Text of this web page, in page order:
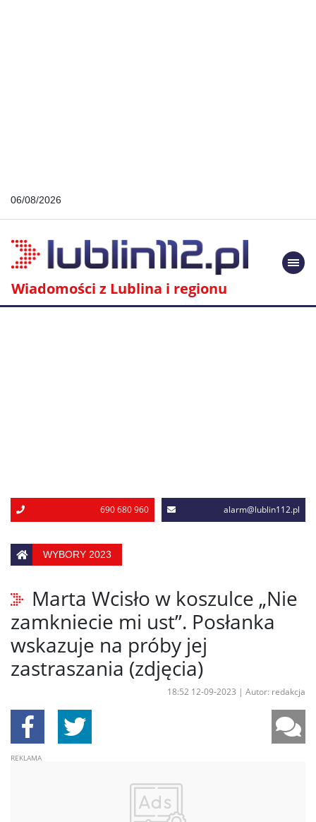
06/08/2026
Wiadomości z Lublina i regionu
690 680 960 alarm@lublin112.pl
WYBORY 2023
Marta Wcisło w koszulce „Nie
zamkniecie mi ust”. Posłanka
wskazuje na próby jej
zastraszania (zdjęcia)
18:52 12-09-2023 | Autor: redakcja